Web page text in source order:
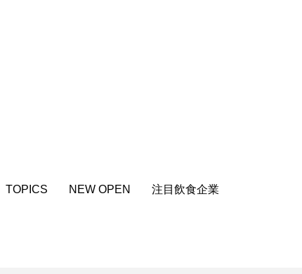
TOPICS NEW OPEN 注目飲食企業